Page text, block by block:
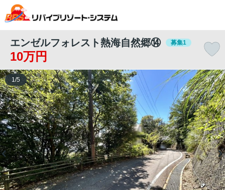
エンゼルフォレスト熱海自然郷⑭ 募集1
10万円
1/5